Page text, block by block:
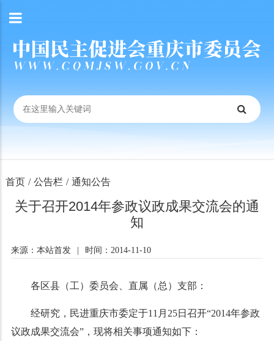
首页 / 公告栏 / 通知公告
关于召开2014年参政议政成果交流会的通
知
来源：本站首发 时间：2014-11-10
各区县（工）委员会、直属（总）支部：
经研究，民进重庆市委定于11 月 25日召开“2014年参政
议政成果交流会”，现将相关事项通知如下：